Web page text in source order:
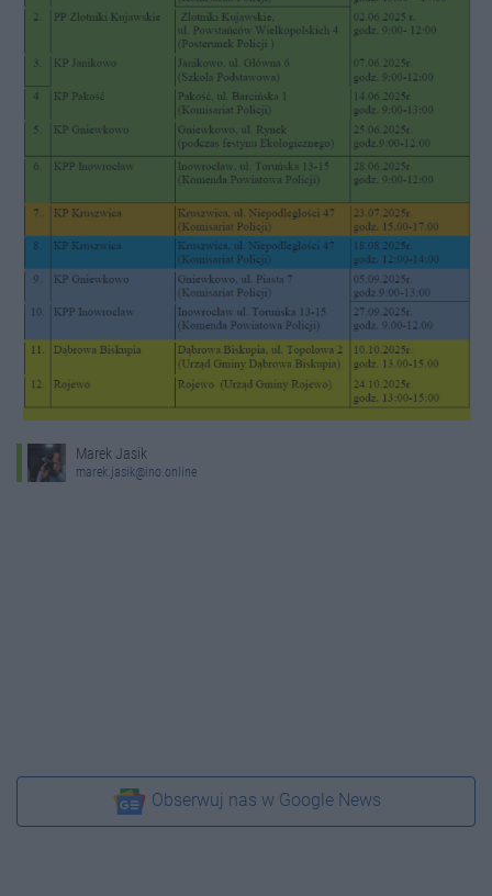
Marek Jasik
marek.jasik@ino.online
Obserwuj nas w Google News